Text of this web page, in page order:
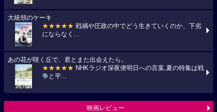
大統領のケーキ
★★★★★ 戦禍や圧政の中でどう生きていくのか、下劣
にならなく...
あの花が咲く丘で、君とまた出会えたら。
★★★★★ NHKラジオ深夜便明日への言葉,夏の特集は戦
争と平...
映画レビュー